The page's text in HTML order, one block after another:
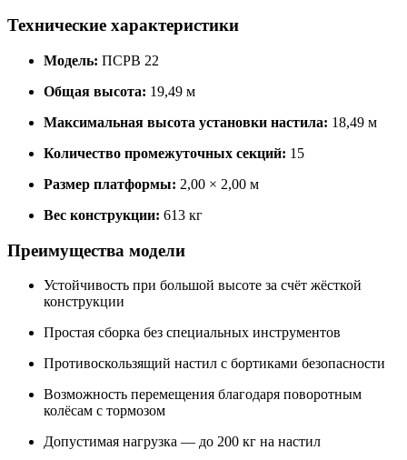
Технические характеристики
Модель: ПСРВ 22
Общая высота: 19,49 м
Максимальная высота установки настила: 18,49 м
Количество промежуточных секций: 15
Размер платформы: 2,00 × 2,00 м
Вес конструкции: 613 кг
Преимущества модели
Устойчивость при большой высоте за счёт жёсткой
конструкции
Простая сборка без специальных инструментов
Противоскользящий настил с бортиками безопасности
Возможность перемещения благодаря поворотным
колёсам с тормозом
Допустимая нагрузка — до 200 кг на настил